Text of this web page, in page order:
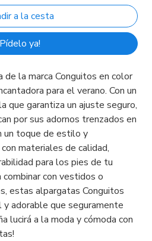
ya!
de la marca Conguitos en color
para el verano. Con un
que garantiza un ajuste seguro,
por sus adornos trenzados en
un toque de estilo y
materiales de calidad,
para los pies de tu
con vestidos o
estas alpargatas Conguitos
adorable que seguramente
lucirá a la moda y cómoda con